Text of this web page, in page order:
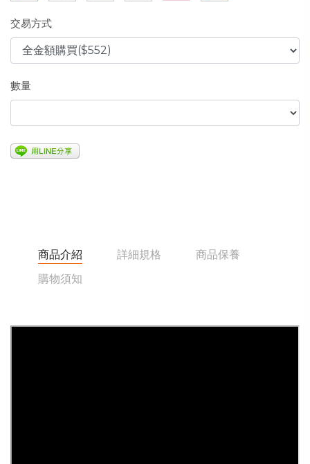
交易方式
數量
商品介紹 詳細規格
商品保養
購物須知